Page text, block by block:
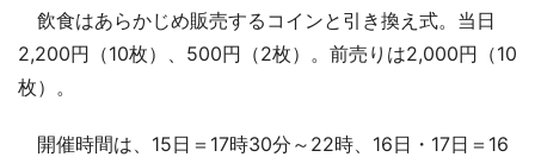
飲食はあらかじめ販売するコインと引き換え式。当日
2,200円（10枚）、500円（2枚）。前売りは2,000円（10
枚）。
開催時間は、15日＝17時30分～22時、16日・17日＝16